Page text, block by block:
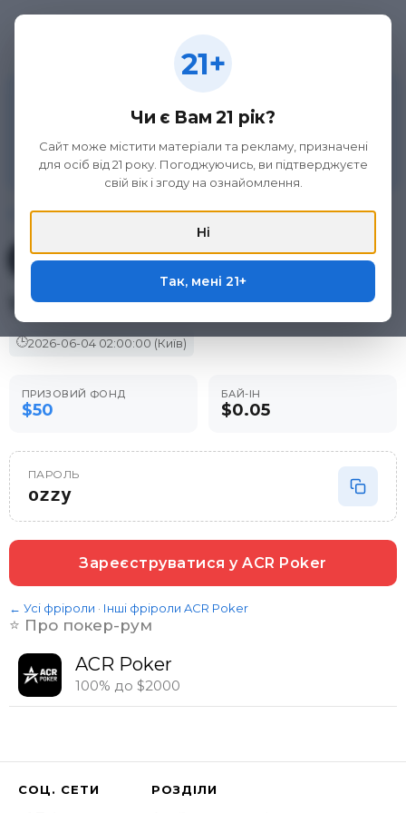
21+
Чи є Вам 21 рік?
Сайт може містити матеріали та рекламу, призначені
для осіб від 21 року. Погоджуючись, ви підтверджуєте
свій вік і згоду на ознайомлення.
Ні
Так, мені 21+
ігор та організаторів букмекерської діяльності, а
викладений виключно з метою ознайомлення.
Участь в азартних іграх може викликати ігрову
залежність. Дотримуйтеся правил (принципів)
відповідальної гри. Тільки для осіб 21+.
Головна/Фріроли/ACR Poker/The Nickel Bash
The Nickel Bash
🕒2026-06-04 02:00:00 (Київ)
ПРИЗОВИЙ ФОНД
$50
БАЙ-ІН
$0.05
ПАРОЛЬ
ozzy
Зареєструватися уACR Poker
← Усі фріроли · Інші фріроли ACR Poker
⭐️ Про покер-рум
ACR Poker
100% до $2000
СОЦ. СЕТИ РОЗДІЛИ